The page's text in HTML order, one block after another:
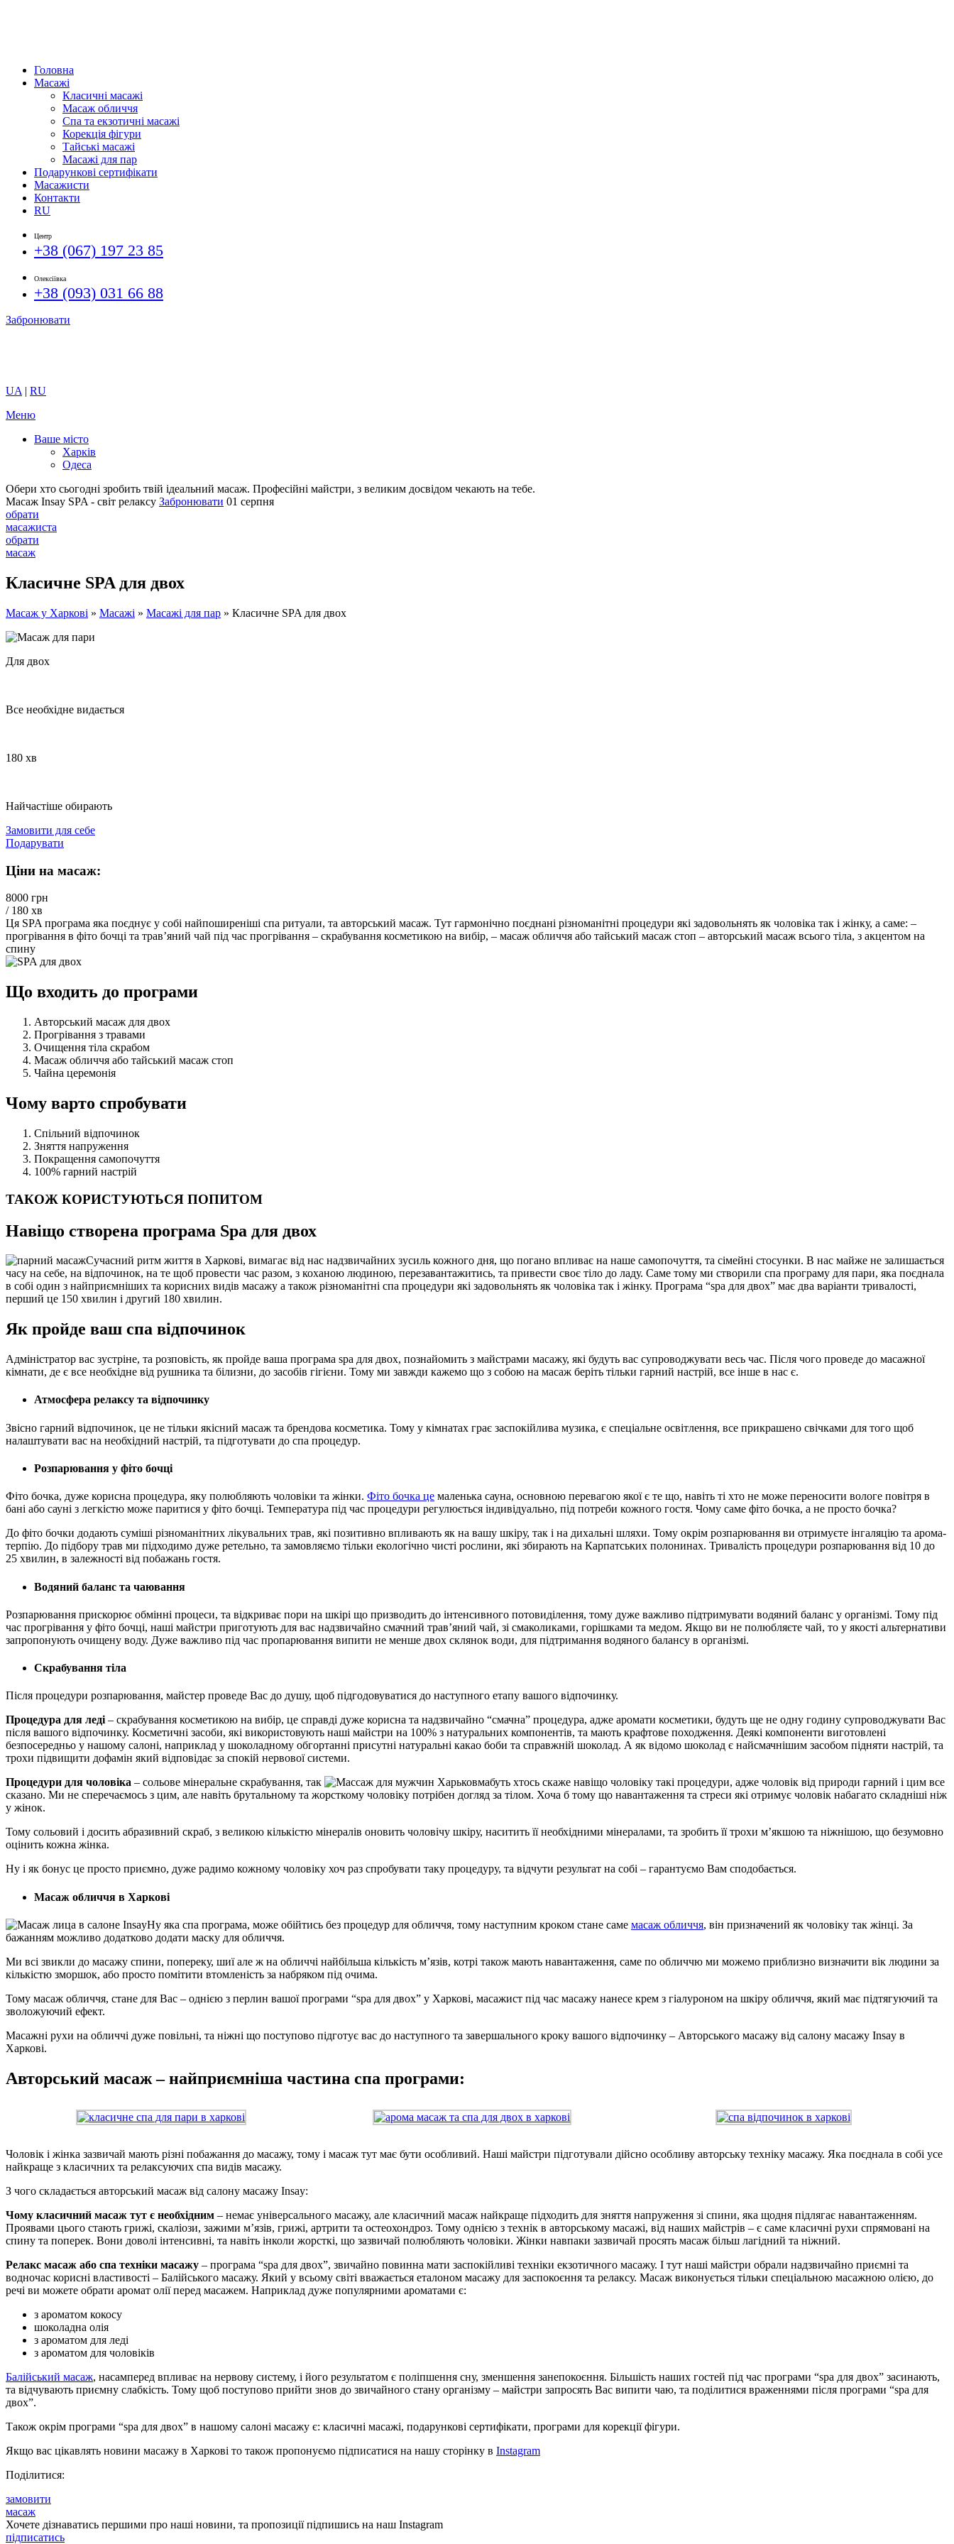
Головна
Масажі
Класичні масажі
Масаж обличчя
Спа та екзотичні масажі
Корекція фігури
Тайські масажі
Масажі для пар
Подарункові сертифікати
Масажисти
Контакти
RU
Центр
+38 (067) 197 23 85
Олексіївка
+38 (093) 031 66 88
Забронювати
UA | RU
Меню
Ваше місто
Харків
Одеса
Обери хто сьогодні зробить твій ідеальний масаж. Професійні майстри, з великим досвідом чекають на тебе.
Масаж Insay SPA - світ релаксу Забронювати 01 серпня
обрати
масажиста
обрати
масаж
Класичне SPA для двох
Масаж у Харкові » Масажі » Масажі для пар » Класичне SPA для двох
Для двох
Все необхідне видається
180 хв
Найчастіше обирають
Замовити для себе
Подарувати
Ціни на масаж:
8000 грн
/ 180 хв
Ця SPA програма яка поєднує у собі найпоширеніші спа ритуали, та авторський масаж. Тут гармонічно поєднані різноманітні процедури які задовольнять як чоловіка так і жінку, а саме: –
прогрівання в фіто бочці та трав’яний чай під час прогрівання – скрабування косметикою на вибір, – масаж обличчя або тайський масаж стоп – авторський масаж всього тіла, з акцентом на
спину
Що входить до програми
Авторський масаж для двох
Прогрівання з травами
Очищення тіла скрабом
Масаж обличчя або тайський масаж стоп
Чайна церемонія
Чому варто спробувати
Спільний відпочинок
Зняття напруження
Покращення самопочуття
100% гарний настрій
ТАКОЖ КОРИСТУЮТЬСЯ ПОПИТОМ
Навіщо створена програма Spa для двох
Сучасний ритм життя в Харкові, вимагає від нас надзвичайних зусиль кожного дня, що погано впливає на наше самопочуття, та сімейні стосунки. В нас майже не залишається
часу на себе, на відпочинок, на те щоб провести час разом, з коханою людиною, перезавантажитись, та привести своє тіло до ладу. Саме тому ми створили спа програму для пари, яка поєднала
в собі один з найприємніших та корисних видів масажу а також різноманітні спа процедури які задовольнять як чоловіка так і жінку. Програма “spa для двох” має два варіанти тривалості,
перший це 150 хвилин і другий 180 хвилин.
Як пройде ваш спа відпочинок
Адміністратор вас зустріне, та розповість, як пройде ваша програма spa для двох, познайомить з майстрами масажу, які будуть вас супроводжувати весь час. Після чого проведе до масажної
кімнати, де є все необхідне від рушника та білизни, до засобів гігієни. Тому ми завжди кажемо що з собою на масаж беріть тільки гарний настрій, все інше в нас є.
Атмосфера релаксу та відпочинку
Звісно гарний відпочинок, це не тільки якісний масаж та брендова косметика. Тому у кімнатах грає заспокійлива музика, є спеціальне освітлення, все прикрашено свічками для того щоб
налаштувати вас на необхідний настрій, та підготувати до спа процедур.
Розпарювання у фіто бочці
Фіто бочка, дуже корисна процедура, яку полюбляють чоловіки та жінки. Фіто бочка це маленька сауна, основною перевагою якої є те що, навіть ті хто не може переносити вологе повітря в
бані або сауні з легкістю може паритися у фіто бочці. Температура під час процедури регулюється індивідуально, під потреби кожного гостя. Чому саме фіто бочка, а не просто бочка?
До фіто бочки додають суміші різноманітних лікувальних трав, які позитивно впливають як на вашу шкіру, так і на дихальні шляхи. Тому окрім розпарювання ви отримуєте інгаляцію та арома-
терпію. До підбору трав ми підходимо дуже ретельно, та замовляємо тільки екологічно чисті рослини, які збирають на Карпатських полонинах. Тривалість процедури розпарювання від 10 до
25 хвилин, в залежності від побажань гостя.
Водяний баланс та чаювання
Розпарювання прискорює обмінні процеси, та відкриває пори на шкірі що призводить до інтенсивного потовиділення, тому дуже важливо підтримувати водяний баланс у організмі. Тому під
час прогрівання у фіто бочці, наші майстри приготують для вас надзвичайно смачний трав’яний чай, зі смаколиками, горішками та медом. Якщо ви не полюбляєте чай, то у якості альтернативи
запропонують очищену воду. Дуже важливо під час пропарювання випити не менше двох склянок води, для підтримання водяного балансу в організмі.
Скрабування тіла
Після процедури розпарювання, майстер проведе Вас до душу, щоб підгодовуватися до наступного етапу вашого відпочинку.
Процедура для леді – скрабування косметикою на вибір, це справді дуже корисна та надзвичайно “смачна” процедура, адже аромати косметики, будуть ще не одну годину супроводжувати Вас
після вашого відпочинку. Косметичні засоби, які використовують наші майстри на 100% з натуральних компонентів, та мають крафтове походження. Деякі компоненти виготовлені
безпосередньо у нашому салоні, наприклад у шоколадному обгортанні присутні натуральні какао боби та справжній шоколад. А як відомо шоколад є найсмачнішим засобом підняти настрій, та
трохи підвищити дофамін який відповідає за спокій нервової системи.
Процедури для чоловіка – сольове мінеральне скрабування, так
мабуть хтось скаже навіщо чоловіку такі процедури, адже чоловік від природи гарний і цим все
сказано. Ми не сперечаємось з цим, але навіть брутальному та жорсткому чоловіку потрібен догляд за тілом. Хоча б тому що навантаження та стреси які отримує чоловік набагато складніші ніж
у жінок.
Тому сольовий і досить абразивний скраб, з великою кількістю мінералів оновить чоловічу шкіру, наситить її необхідними мінералами, та зробить її трохи м’якшою та ніжнішою, що безумовно
оцінить кожна жінка.
Ну і як бонус це просто приємно, дуже радимо кожному чоловіку хоч раз спробувати таку процедуру, та відчути результат на собі – гарантуємо Вам сподобається.
Масаж обличчя в Харкові
Ну яка спа програма, може обійтись без процедур для обличчя, тому наступним кроком стане саме масаж обличчя, він призначений як чоловіку так жінці. За
бажанням можливо додатково додати маску для обличчя.
Ми всі звикли до масажу спини, попереку, шиї але ж на обличчі найбільша кількість м’язів, котрі також мають навантаження, саме по обличчю ми можемо приблизно визначити вік людини за
кількістю зморшок, або просто помітити втомленість за набряком під очима.
Тому масаж обличчя, стане для Вас – однією з перлин вашої програми “spа для двох” у Харкові, масажист під час масажу нанесе крем з гіалуроном на шкіру обличчя, який має підтягуючий та
зволожуючий ефект.
Масажні рухи на обличчі дуже повільні, та ніжні що поступово підготує вас до наступного та завершального кроку вашого відпочинку – Авторського масажу від салону масажу Insay в
Харкові.
Авторський масаж – найприємніша частина спа програми:
Чоловік і жінка зазвичай мають різні побажання до масажу, тому і масаж тут має бути особливий. Наші майстри підготували дійсно особливу авторську техніку масажу. Яка поєднала в собі усе
найкраще з класичних та релаксуючих спа видів масажу.
З чого складається авторський масаж від салону масажу Insay:
Чому класичний масаж тут є необхідним – немає універсального масажу, але класичний масаж найкраще підходить для зняття напруження зі спини, яка щодня підлягає навантаженням.
Проявами цього стають грижі, скаліози, зажими м’язів, грижі, артрити та остеохондроз. Тому однією з технік в авторському масажі, від наших майстрів – є саме класичні рухи спрямовані на
спину та поперек. Вони доволі інтенсивні, та навіть інколи жорсткі, що зазвичай полюбляють чоловіки. Жінки навпаки зазвичай просять масаж більш лагідний та ніжний.
Релакс масаж або спа техніки масажу – програма “spa для двох”, звичайно повинна мати заспокійливі техніки екзотичного масажу. І тут наші майстри обрали надзвичайно приємні та
водночас корисні властивості – Балійського масажу. Який у всьому світі вважається еталоном масажу для заспокоєння та релаксу. Масаж виконується тільки спеціальною масажною олією, до
речі ви можете обрати аромат олії перед масажем. Наприклад дуже популярними ароматами є:
з ароматом кокосу
шоколадна олія
з ароматом для леді
з ароматом для чоловіків
Балійський масаж, насамперед впливає на нервову систему, і його результатом є поліпшення сну, зменшення занепокоєння. Більшість наших гостей під час програми “spa для двох” засинають,
та відчувають приємну слабкість. Тому щоб поступово прийти знов до звичайного стану організму – майстри запросять Вас випити чаю, та поділитися враженнями після програми “spa для
двох”.
Також окрім програми “spa для двох” в нашому салоні масажу є: класичні масажі, подарункові сертифікати, програми для корекції фігури.
Якщо вас цікавлять новини масажу в Харкові то також пропонуємо підписатися на нашу сторінку в Instagram
Поділитися:
замовити
масаж
Хочете дізнаватись першими про наші новини, та пропозиції підпишись на наш Instagram
підписатись